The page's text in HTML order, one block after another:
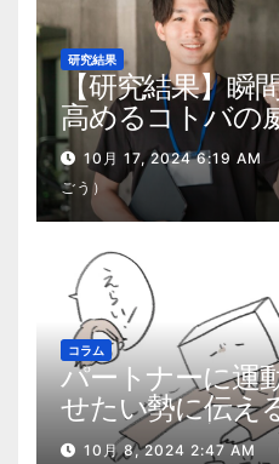
研究結果
【研究結果】瞬
高めるコトバの
10月 17, 2024 6:19 AM
ごう）
コラム
パートナーに運
せたい勢に伝え
肉量を2kg増や
10月 8, 2024 2:47 AM